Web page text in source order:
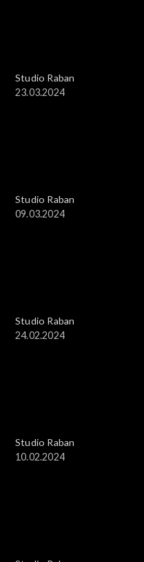
Studio Raban
23.03.2024
Studio Raban
09.03.2024
Studio Raban
24.02.2024
Studio Raban
10.02.2024